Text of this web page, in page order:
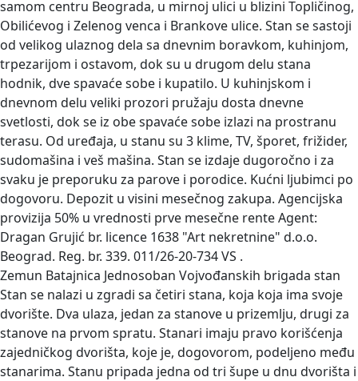
samom centru Beograda, u mirnoj ulici u blizini Topličinog,
Obilićevog i Zelenog venca i Brankove ulice. Stan se sastoji
od velikog ulaznog dela sa dnevnim boravkom, kuhinjom,
trpezarijom i ostavom, dok su u drugom delu stana
hodnik, dve spavaće sobe i kupatilo. U kuhinjskom i
dnevnom delu veliki prozori pružaju dosta dnevne
svetlosti, dok se iz obe spavaće sobe izlazi na prostranu
terasu. Od uređaja, u stanu su 3 klime, TV, šporet, frižider,
sudomašina i veš mašina. Stan se izdaje dugoročno i za
svaku je preporuku za parove i porodice. Kućni ljubimci po
dogovoru. Depozit u visini mesečnog zakupa. Agencijska
provizija 50% u vrednosti prve mesečne rente Agent:
Dragan Grujić br. licence 1638 "Art nekretnine" d.o.o.
Beograd. Reg. br. 339. 011/26-20-734 VS .
Zemun Batajnica Jednosoban Vojvođanskih brigada stan
Stan se nalazi u zgradi sa četiri stana, koja koja ima svoje
dvorište. Dva ulaza, jedan za stanove u prizemlju, drugi za
stanove na prvom spratu. Stanari imaju pravo korišćenja
zajedničkog dvorišta, koje je, dogovorom, podeljeno među
stanarima. Stanu pripada jedna od tri šupe u dnu dvorišta i